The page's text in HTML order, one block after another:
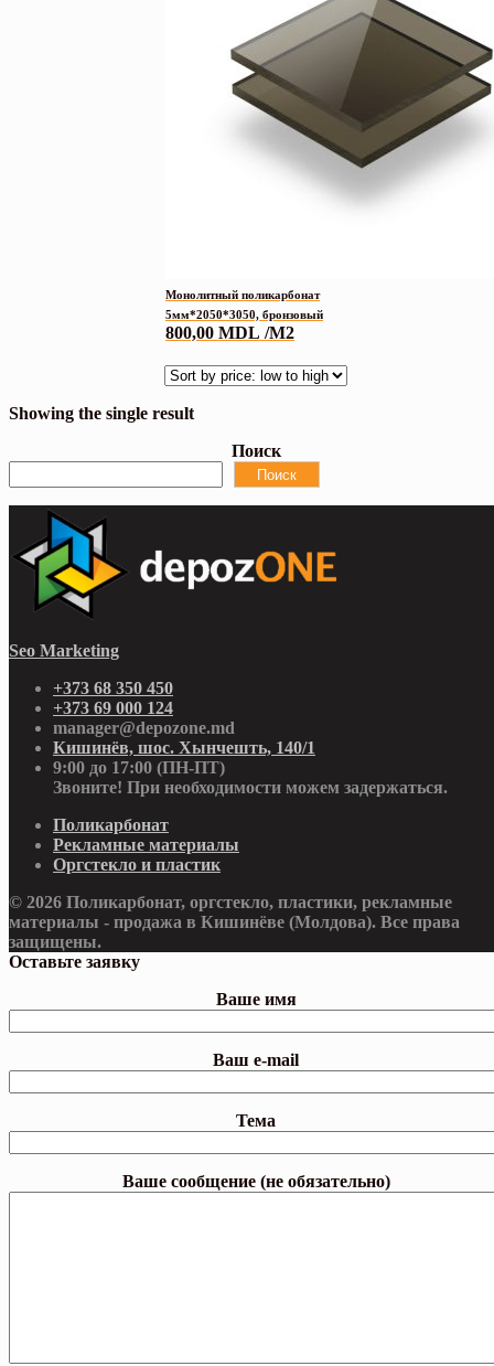
Монолитный поликарбонат
5мм*2050*3050, бронзовый
800,00 MDL /M2
Showing the single result
Поиск
Поиск
Seo Marketing
+373 68 350 450
+373 69 000 124
manager@depozone.md
Кишинёв, шос. Хынчешть, 140/1
9:00 до 17:00 (ПН-ПТ)
Звоните! При необходимости можем задержаться.
Поликарбонат
Рекламные материалы
Оргстекло и пластик
© 2026 Поликарбонат, оргстекло, пластики, рекламные
материалы - продажа в Кишинёве (Молдова). Все права
защищены.
Оставьте заявку
Ваше имя
Ваш e-mail
Тема
Ваше сообщение (не обязательно)